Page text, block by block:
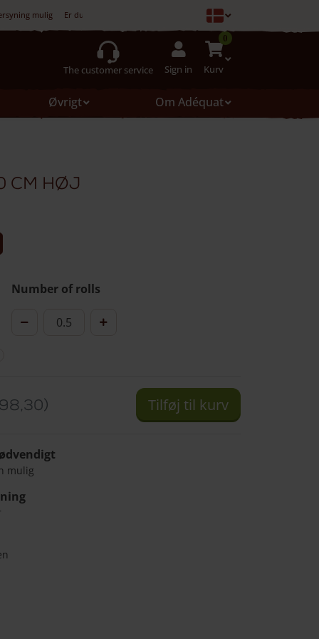
mulig Er du ikke tilfreds, er køb ikke forpligtet
The customer service Sign in
0
Kurv
Øvrigt Om Adéquat
cm høj
Number of rolls
Robiniehegn
antal
Tilføj til kurv
mulig